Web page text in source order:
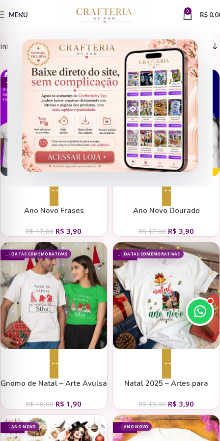
MENU 0 R$
Início Produtos marcados com a tag “artes camisa”
ANO NOVO
- 77%
Adicionar ao carrinho
Ano Novo Frases
R$17,00 R$ 3,90
ANO NOVO
- 77%
Adicionar ao carrinho
Ano Novo Dourado
R$17,00 R$ 3,90
DATAS COMEMORATIVAS
- 81%
Adicionar ao carrinho
Gnomo de Natal – Arte Avulsa
R$10,00 R$ 1,90
DATAS COMEMORATIVAS
- 74%
Adicionar ao carrinho
Natal 2025 – Artes para
R$15,00 R$ 3,90
ANO NOVO
- 70% ANO NOVO
- 65%